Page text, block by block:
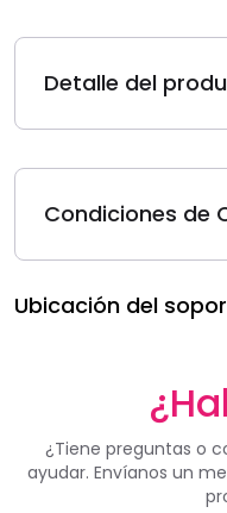
Detalle del
Condiciones de
Ubicación del
¿Tiene preguntas o
ayudar. Envíanos un